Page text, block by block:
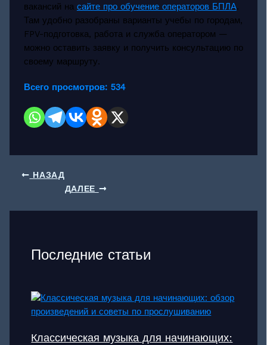
вакансий на сайте про обучение операторов БПЛА.
Там удобно разобраны варианты учебы по городам,
FPV-подготовка, работа и служба оператором —
можно оставить заявку и получить консультацию по
своему маршруту.
Всего просмотров: 534
НАЗАД
ДАЛЕЕ
Последние статьи
Классическая музыка для начинающих: